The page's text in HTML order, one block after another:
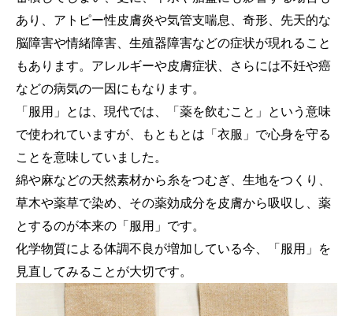
あり、アトピー性皮膚炎や気管支喘息、奇形、先天的な
脳障害や情緒障害、生殖器障害などの症状が現れること
もあります。アレルギーや皮膚症状、さらには不妊や癌
などの病気の一因にもなります。
「服用」とは、現代では、「薬を飲むこと」という意味
で使われていますが、もともとは「衣服」で心身を守る
ことを意味していました。
綿や麻などの天然素材から糸をつむぎ、生地をつくり、
草木や薬草で染め、その薬効成分を皮膚から吸収し、薬
とするのが本来の「服用」です。
化学物質による体調不良が増加している今、「服用」を
見直してみることが大切です。